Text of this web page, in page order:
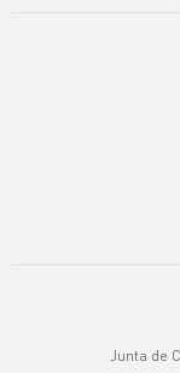
Junta de